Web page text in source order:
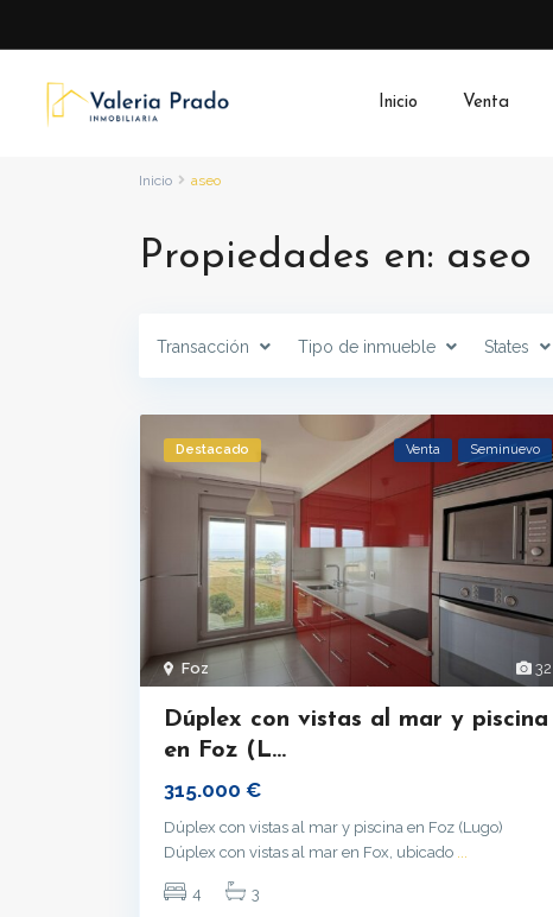
Inicio Venta
Inicio aseo
Propiedades en: aseo
Transacción Tipo de inmueble States
32
Foz
Destacado Venta Seminuevo
Dúplex con vistas al mar y piscina
en Foz (L...
315.000 €
Dúplex con vistas al mar y piscina en Foz (Lugo)
Dúplex con vistas al mar en Fox, ubicado ...
4 3